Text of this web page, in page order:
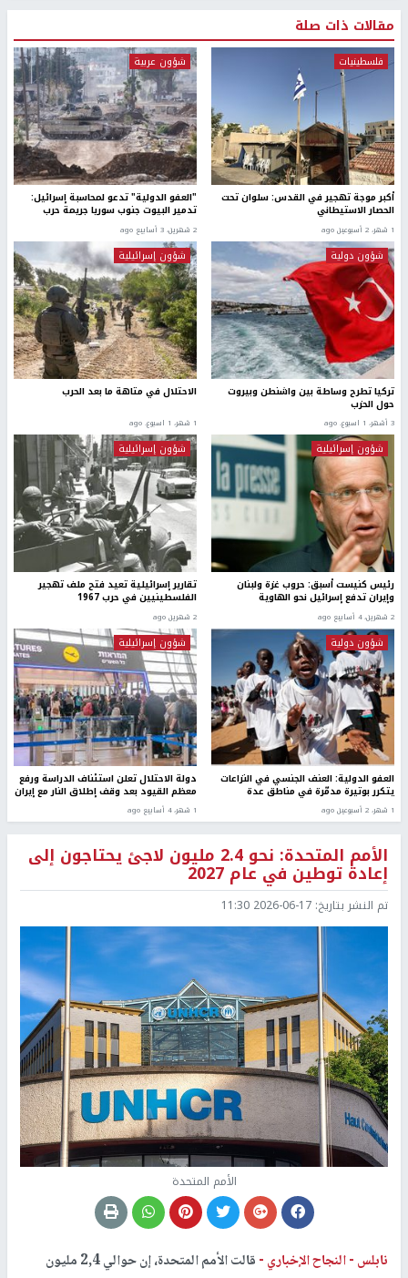
مقالات ذات صلة
فلسطينيات
أكبر موجة تهجير في القدس: سلوان تحت
الحصار الاستيطاني
1 شهر، 2 أسبوعين ago
شؤون عربية
"العفو الدولية" تدعو لمحاسبة إسرائيل:
تدمير البيوت جنوب سوريا جريمة حرب
2 شهرين، 3 أسابيع ago
شؤون دولية
تركيا تطرح وساطة بين واشنطن وبيروت
حول الحزب
3 أشهر، 1 اسبوع. ago
شؤون إسرائيلية
الاحتلال في متاهة ما بعد الحرب
1 شهر، 1 اسبوع. ago
شؤون إسرائيلية
رئيس كنيست أسبق: حروب غزة ولبنان
وإيران تدفع إسرائيل نحو الهاوية
2 شهرين، 4 أسابيع ago
شؤون إسرائيلية
تقارير إسرائيلية تعيد فتح ملف تهجير
الفلسطينيين في حرب 1967
2 شهرين ago
شؤون دولية
العفو الدولية: العنف الجنسي في النزاعات
يتكرر بوتيرة مدمّرة في مناطق عدة
1 شهر، 2 أسبوعين ago
شؤون إسرائيلية
دولة الاحتلال تعلن استئناف الدراسة ورفع
معظم القيود بعد وقف إطلاق النار مع إيران
1 شهر، 4 أسابيع ago
الأمم المتحدة: نحو 2.4 مليون لاجئ يحتاجون إلى
إعادة توطين في عام 2027
تم النشر بتاريخ: 2026-06-17 11:30
الأمم المتحدة
نابلس -النجاح الإخباري -
قالت الأمم المتحدة، إن حوالي 2,4 مليون